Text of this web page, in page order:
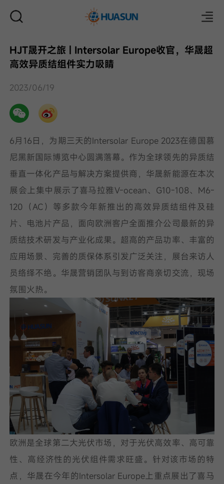
邮件
我已阅读并同意
隐私政策
HJT晟开之旅 | Intersolar Europe收官，华晟超
高效异质结组件实力吸睛
2023/06/19
6月16日，为期三天的Intersolar Europe 2023在德国慕
尼黑新国际博览中心圆满落幕。作为全球领先的异质结
垂直一体化产品与解决方案提供商，华晟新能源在本次
展会上集中展示了喜马拉雅V-ocean、G10-108、M6-
120（AC）等多款今年新推出的高效异质结组件及硅
片、电池片产品，面向欧洲客户全面推介公司最新的异
质结技术研发与产业化成果。超高的产品功率、丰富的
应用场景、完善的质保体系引发广泛关注，展台来访人
员络绎不绝。华晟营销团队与到访客商亲切交流，现场
氛围火热。
欧洲是全球第二大光伏市场，对于光伏高效率、高可靠
性、高经济性的光伏组件需求旺盛。针对该市场的特
点，华晟在今年的Intersolar Europe上重点展出了喜马